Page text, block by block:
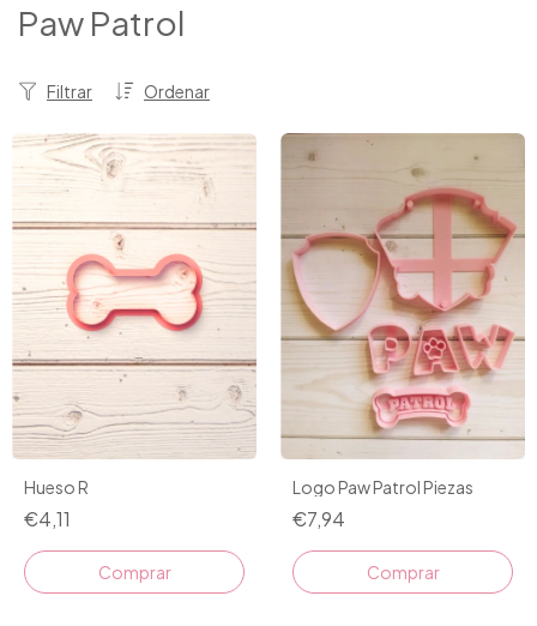
Paw Patrol
Ordenar
Filtrar
Hueso R
€4,11
Comprar
Logo Paw Patrol Piezas
€7,94